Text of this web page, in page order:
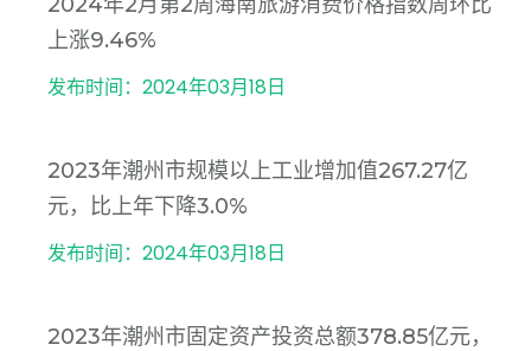
上涨9.46%
发布时间：2024年03月18日
2023年潮州市规模以上工业增加值267.27亿
元，比上年下降3.0%
发布时间：2024年03月18日
2023年潮州市固定资产投资总额378.85亿元，